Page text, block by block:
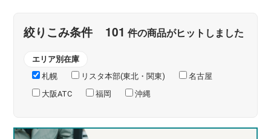
絞りこみ条件 101 件の商品がヒットしました
エリア別在庫
札幌
リスタ本部(東北・関東)
名古屋
大阪ATC
福岡 沖縄